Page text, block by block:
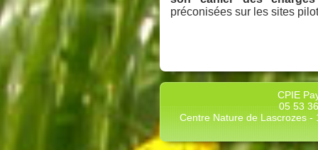
préconisées sur les sites
CPIE
05 53
Centre Nature de Lascrozes -